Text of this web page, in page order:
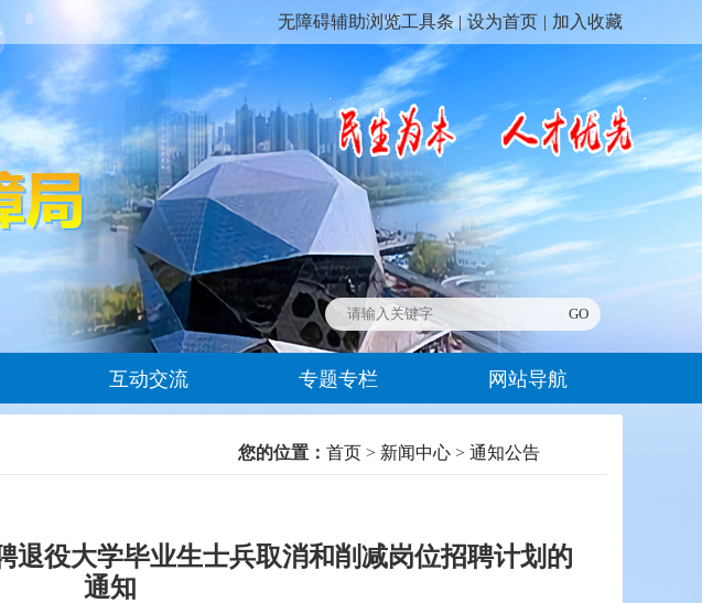
加入收藏
|
设为首页
无障碍辅助浏览工具条 |
互动交流 专题专栏 网站导航
您的位置： 首页 > 新闻中心 > 通知公告
退役大学毕业生士兵取消和削减岗位招聘计划的
通知